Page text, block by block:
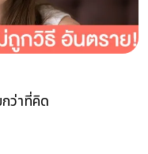
ว่าที่คิด